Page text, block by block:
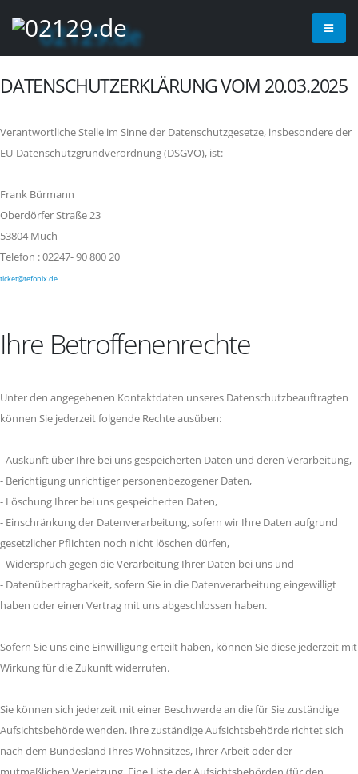
DATENSCHUTZERKLÄRUNG VOM 20.03.2025
Verantwortliche Stelle im Sinne der Datenschutzgesetze, insbesondere der
EU-Datenschutzgrundverordnung (DSGVO), ist:
Frank Bürmann
Oberdörfer Straße 23
53804 Much
Telefon : 02247- 90 800 20
ticket@tefonix.de
Ihre Betroffenenrechte
Unter den angegebenen Kontaktdaten unseres Datenschutzbeauftragten
können Sie jederzeit folgende Rechte ausüben:
- Auskunft über Ihre bei uns gespeicherten Daten und deren Verarbeitung,
- Berichtigung unrichtiger personenbezogener Daten,
- Löschung Ihrer bei uns gespeicherten Daten,
- Einschränkung der Datenverarbeitung, sofern wir Ihre Daten aufgrund
gesetzlicher Pflichten noch nicht löschen dürfen,
- Widerspruch gegen die Verarbeitung Ihrer Daten bei uns und
- Datenübertragbarkeit, sofern Sie in die Datenverarbeitung eingewilligt
haben oder einen Vertrag mit uns abgeschlossen haben.
Sofern Sie uns eine Einwilligung erteilt haben, können Sie diese jederzeit mit
Wirkung für die Zukunft widerrufen.
Sie können sich jederzeit mit einer Beschwerde an die für Sie zuständige
Aufsichtsbehörde wenden. Ihre zuständige Aufsichtsbehörde richtet sich
nach dem Bundesland Ihres Wohnsitzes, Ihrer Arbeit oder der